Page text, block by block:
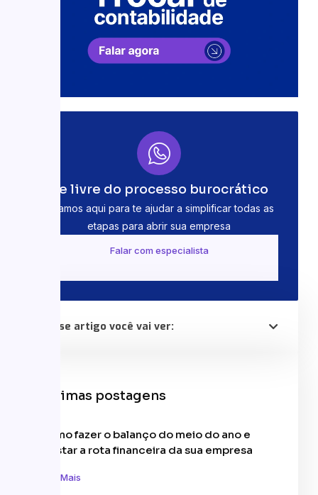
Se livre do processo burocrático
Estamos aqui para te ajudar a simplificar todas as
etapas para abrir sua empresa
Falar com especialista
Nesse artigo você vai ver:
Últimas postagens
Como fazer o balanço do meio do ano e
ajustar a rota financeira da sua empresa
Leia Mais